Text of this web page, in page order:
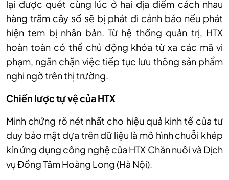
lại được quét cùng lúc ở hai địa điểm cách nhau
hàng trăm cây số sẽ bị phát đi cảnh báo nếu phát
hiện tem bị nhân bản. Từ hệ thống quản trị, HTX
hoàn toàn có thể chủ động khóa từ xa các mã vi
phạm, ngăn chặn việc tiếp tục lưu thông sản phẩm
nghi ngờ trên thị trường.
Chiến lược tự vệ của HTX
Minh chứng rõ nét nhất cho hiệu quả kinh tế của tư
duy bảo mật dựa trên dữ liệu là mô hình chuỗi khép
kínứng dụng công nghệ của HTX Chăn nuôi và Dịch
vụ Đồng Tâm Hoàng Long (Hà Nội).